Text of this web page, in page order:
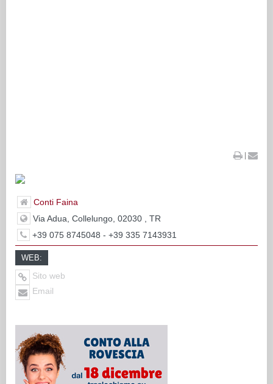
|
Conti Faina
Via Adua, Collelungo, 02030 , TR
+39 075 8745048 - +39 335 7143931
WEB:
Sito web
Email